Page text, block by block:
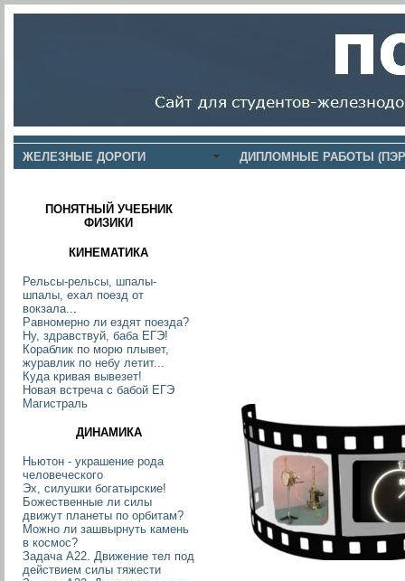
ЖЕЛЕЗНЫЕ ДОРОГИ ДИПЛОМНЫЕ РАБОТЫ
ПОНЯТНЫЙ УЧЕБНИК
ФИЗИКИ
КИНЕМАТИКА
Рельсы-рельсы, шпалы-
шпалы, ехал поезд от
вокзала..
Равномерно ли ездят поезда?
Ну, здравствуй, баба ЕГЭ!
Кораблик по морю плывет,
журавлик по небу летит...
Куда кривая вывезет!
Новая встреча с бабой ЕГЭ
Магистраль
ДИНАМИКА
Ньютон - украшение рода
человеческого
Эх, силушки богатырские!
Божественные ли силы
движут планеты по орбитам?
Можно ли зашвырнуть камень
в космос?
Задача А22. Движение тел под
действием силы тяжести